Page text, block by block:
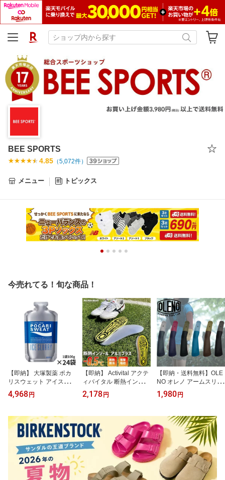
BEE SPORTS
4.85 （5,072件）
メニュー トピックス
今売れてる！旬な商品！
【即納】 大塚製薬 ポカ
リスウェット アイススラ
リー 24個セット テレビ
CM放映中 熱中症対策 ス
企業 施設 学校 まとめ
買い
4,968 円
【即納】 Activital アクテ
ィバイタル 断熱インソー
ル アルミプラス GRA10
04 地熱遮断-8.5℃ 高校野
熱中症対策 足裏 火傷防
止 アーチサポート スパ
イク 中敷き
2,178 円
【即納・送料無料】OLE
NO オレノ アームスリー
ブ 02-038 UL 両手用 2枚
入り 紫外線対策 UVカッ
ンズ レディース ランニ
ング トレイル 日本製 ア
ームカバー【mastersキ
ャンペーン対象品】
1,980 円